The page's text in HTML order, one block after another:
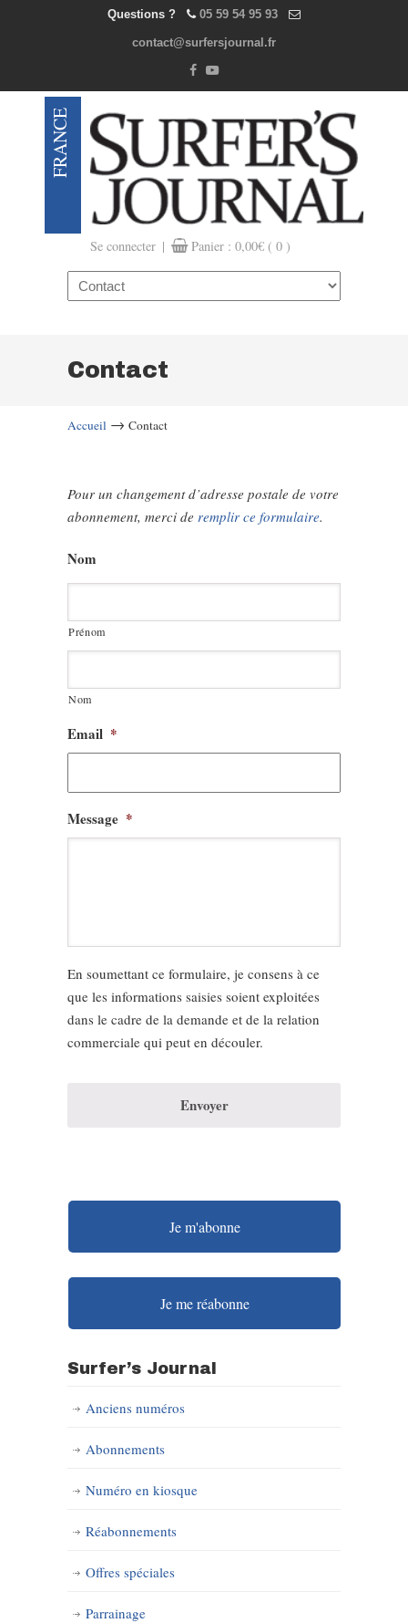
Questions ? 05 59 54 95 93
contact@surfersjournal.fr
Se connecter | Panier : 0,00€ ( 0 )
Navigation
Contact
Accueil → Contact
Pour un changement d’adresse postale de votre
abonnement, merci de remplir ce formulaire.
Nom
Prénom
Nom
Email *
Message *
En soumettant ce formulaire, je consens à ce
que les informations saisies soient exploitées
dans le cadre de la demande et de la relation
commerciale qui peut en découler.
Je m'abonne
Je me réabonne
Surfer’s Journal
Anciens numéros
Abonnements
Numéro en kiosque
Réabonnements
Offres spéciales
Parrainage